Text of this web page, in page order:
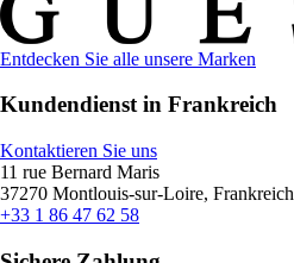
Entdecken Sie alle unsere Marken
Kundendienst in Frankreich
Kontaktieren Sie uns
11 rue Bernard Maris
37270 Montlouis-sur-Loire, Frankreich
+33 1 86 47 62 58